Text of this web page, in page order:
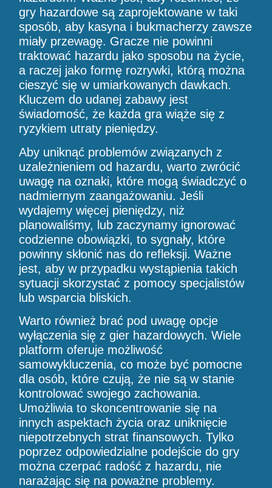
gry hazardowe są zaprojektowane w taki
sposób, aby kasyna i bukmacherzy zawsze
miały przewagę. Gracze nie powinni
traktować hazardu jako sposobu na życie,
a raczej jako formę rozrywki, którą można
cieszyć się w umiarkowanych dawkach.
Kluczem do udanej zabawy jest
świadomość, że każda gra wiąże się z
ryzykiem utraty pieniędzy.
Aby uniknąć problemów związanych z
uzależnieniem od hazardu, warto zwrócić
uwagę na oznaki, które mogą świadczyć o
nadmiernym zaangażowaniu. Jeśli
wydajemy więcej pieniędzy, niż
planowaliśmy, lub zaczynamy ignorować
codzienne obowiązki, to sygnały, które
powinny skłonić nas do refleksji. Ważne
jest, aby w przypadku wystąpienia takich
sytuacji skorzystać z pomocy specjalistów
lub wsparcia bliskich.
Warto również brać pod uwagę opcje
wyłączenia się z gier hazardowych. Wiele
platform oferuje możliwość
samowykluczenia, co może być pomocne
dla osób, które czują, że nie są w stanie
kontrolować swojego zachowania.
Umożliwia to skoncentrowanie się na
innych aspektach życia oraz uniknięcie
niepotrzebnych strat finansowych. Tylko
poprzez odpowiedzialne podejście do gry
można czerpać radość z hazardu, nie
narażając się na poważne problemy.